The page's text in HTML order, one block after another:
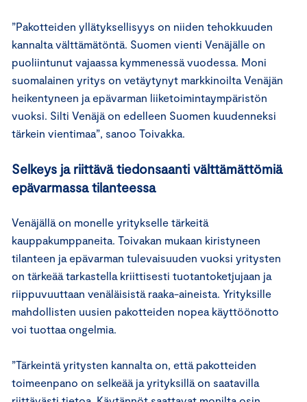
”Pakotteiden yllätyksellisyys on niiden tehokkuuden
kannalta välttämätöntä. Suomen vienti Venäjälle on
puoliintunut vajaassa kymmenessä vuodessa. Moni
suomalainen yritys on vetäytynyt markkinoilta Venäjän
heikentyneen ja epävarman liiketoimintaympäristön
vuoksi. Silti Venäjä on edelleen Suomen kuudenneksi
tärkein vientimaa”, sanoo Toivakka.
Selkeys ja riittävä tiedonsaanti välttämättömiä
epävarmassa tilanteessa
Venäjällä on monelle yritykselle tärkeitä
kauppakumppaneita. Toivakan mukaan kiristyneen
tilanteen ja epävarman tulevaisuuden vuoksi yritysten
on tärkeää tarkastella kriittisesti tuotantoketjujaan ja
riippuvuuttaan venäläisistä raaka-aineista. Yrityksille
mahdollisten uusien pakotteiden nopea käyttöönotto
voi tuottaa ongelmia.
”Tärkeintä yritysten kannalta on, että pakotteiden
toimeenpano on selkeää ja yrityksillä on saatavilla